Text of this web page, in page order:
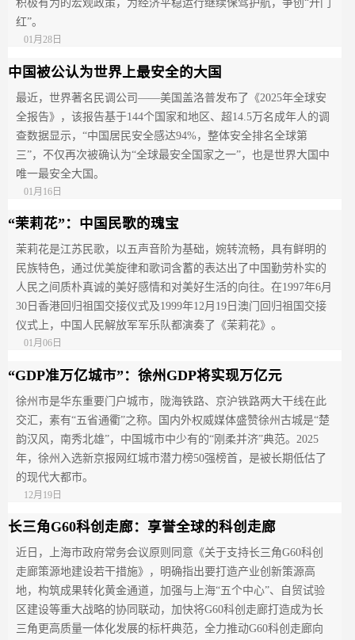
积极有为的宏观政策，为经济平稳运行继续保驾护航，争创“开门
红”。
01月28日
中国被公认为世界上最安全的大国
最近，世界著名民调公司——美国盖洛普发布了《2025年全球安
全报告》，该报告基于144个国家和地区、超14.5万名成年人的调
查数据显示，“中国居民安全感达94%，整体安全排名全球第
三”，不仅再次被确认为“全球最安全国家之一”，也是世界大国中
唯一最安全大国。
01月16日
“茉莉花”：中国民歌的瑰宝
茉莉花是江苏民歌，以五声音阶为基础，婉转流畅，具有鲜明的
民族特色，通过优美旋律和歌词含蓄的表达出了中国勤劳朴实的
人民之间质朴真诚的美好感情和对美好生活的向往。在1997年6月
30日香港回归祖国交接仪式及1999年12月19日澳门回归祖国交接
仪式上，中国人民解放军军乐队都演奏了《茉莉花》。
01月06日
“GDP准万亿城市”：徐州GDP将实现万亿元
徐州市是华东重要门户城市，陇海铁路、京沪铁路两大干线在此
交汇，素有“五省通衢”之称。国内外权威媒体盛赞徐州古城是“楚
韵汉风，南秀北雄”，中国城市中少有的“刚柔并济”典范。2025
年，徐州入选新京报网红城市潜力榜50强榜首，是被长期低估了
的现代大都市。
12月19日
长三角G60科创走廊：享誉全球的科创走廊
近日，上海市政府常务会议原则同意《关于支持长三角G60科创
走廊策源地建设若干措施》，明确指出要打造产业创新策源高
地，构筑成果转化黄金通道，加强与上海“五个中心”、自贸试验
区建设等重大战略的协同联动，加快将G60科创走廊打造成为长
三角更高质量一体化发展的标杆典范，全力推动G60科创走廊向